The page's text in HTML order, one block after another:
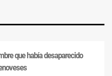
que había desaparecido